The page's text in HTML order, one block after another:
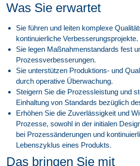
Was Sie erwartet
Sie führen und leiten komplexe
kontinuierliche Verbesserungsprojekte.
Sie legen Maßnahmenstandards fest
Prozessverbesserungen.
Sie unterstützen Produktions- und
durch operative Überwachung.
Steigern Sie die Prozessleistung und
Einhaltung von Standards bezüglich
Erhöhen Sie die Zuverlässigkeit und
Prozesse, sowohl in der initialen
bei Prozessänderungen und
Lebenszyklus eines Produkts.
Das bringen Sie mit